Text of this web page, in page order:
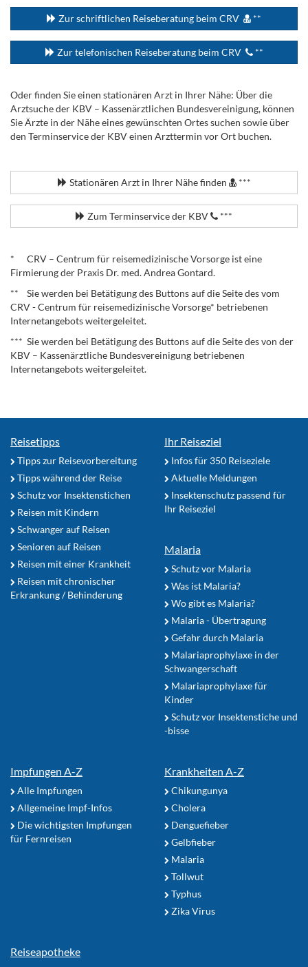
Zur schriftlichen Reiseberatung beim CRV **
Zur telefonischen Reiseberatung beim CRV **
Oder finden Sie einen stationären Arzt in Ihrer Nähe: Über die
Arztsuche der KBV – Kassenärztlichen Bundesvereinigung, können
Sie Ärzte in der Nähe eines gewünschten Ortes suchen sowie über
den Terminservice der KBV einen Arzttermin vor Ort buchen.
Stationären Arzt in Ihrer Nähe finden ***
Zum Terminservice der KBV ***
* CRV – Centrum für reisemedizinische Vorsorge ist eine
Firmierung der Praxis Dr. med. Andrea Gontard.
** Sie werden bei Betätigung des Buttons auf die Seite des vom
CRV - Centrum für reisemedizinische Vorsorge* betriebenen
Internetangebots weitergeleitet.
*** Sie werden bei Betätigung des Buttons auf die Seite des von der
KBV – Kassenärztliche Bundesvereinigung betriebenen
Internetangebots weitergeleitet.
Reisetipps
Tipps zur Reisevorbereitung
Tipps während der Reise
Schutz vor Insektenstichen
Reisen mit Kindern
Schwanger auf Reisen
Senioren auf Reisen
Reisen mit einer Krankheit
Reisen mit chronischer
Erkrankung / Behinderung
Ihr Reiseziel
Infos für 350 Reiseziele
Aktuelle Meldungen
Insektenschutz passend für
Ihr Reiseziel
Malaria
Schutz vor Malaria
Was ist Malaria?
Wo gibt es Malaria?
Malaria - Übertragung
Gefahr durch Malaria
Malariaprophylaxe in der
Schwangerschaft
Malariaprophylaxe für
Kinder
Schutz vor Insektenstiche und
-bisse
Impfungen A-Z
Alle Impfungen
Allgemeine Impf-Infos
Die wichtigsten Impfungen
für Fernreisen
Krankheiten A-Z
Chikungunya
Cholera
Denguefieber
Gelbfieber
Malaria
Tollwut
Typhus
Zika Virus
Reiseapotheke